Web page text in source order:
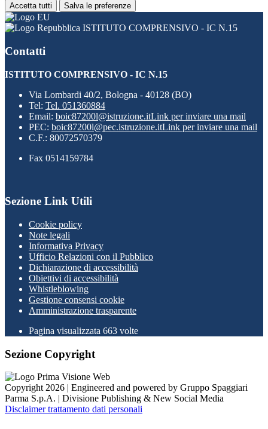
Accetta tutti Salva le preferenze
ISTITUTO COMPRENSIVO - IC N.15
Contatti
ISTITUTO COMPRENSIVO - IC N.15
Via Lombardi 40/2, Bologna - 40128 (BO)
Tel: Tel. 051360884
Email: boic87200l@istruzione.itLink per inviare una mail
PEC: boic87200l@pec.istruzione.itLink per inviare una mail
C.F.: 80072570379
Fax 0514159784
Sezione Link Utili
Cookie policy
Note legali
Informativa Privacy
Ufficio Relazioni con il Pubblico
Dichiarazione di accessibilità
Obiettivi di accessibilità
Whistleblowing
Gestione consensi cookie
Amministrazione trasparente
Pagina visualizzata 663 volte
Sezione Copyright
Copyright 2026 | Engineered and powered by Gruppo Spaggiari
Parma S.p.A. | Divisione Publishing & New Social Media
Disclaimer trattamento dati personali